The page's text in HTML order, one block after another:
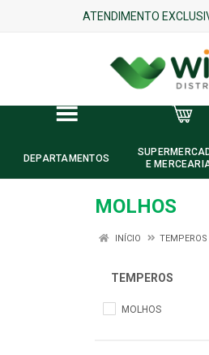
ATENDIMENTO
DEPARTAMENTOS
E
MOLHOS
INÍCIO TEMPEROS
TEMPEROS
MOLHOS